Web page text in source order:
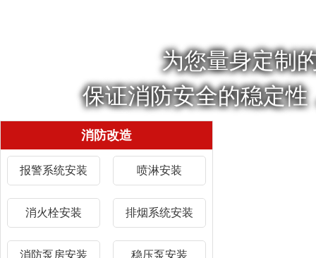
为您量身定制
保证消防安全的稳定
消防改造
报警系统安装 喷淋安装
消火栓安装 排烟系统安装
消防泵房安装 稳压泵安装